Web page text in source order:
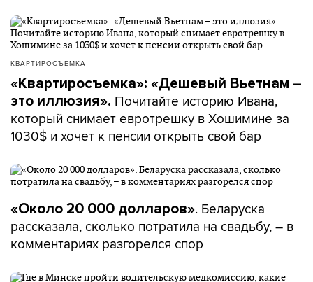
КВАРТИРОСЪЕМКА
«Квартиросъемка»: «Дешевый Вьетнам –
это иллюзия». Почитайте историю Ивана,
который снимает евротрешку в Хошимине за
1030$ и хочет к пенсии открыть свой бар
«Около 20 000 долларов». Беларуска
рассказала, сколько потратила на свадьбу, – в
комментариях разгорелся спор